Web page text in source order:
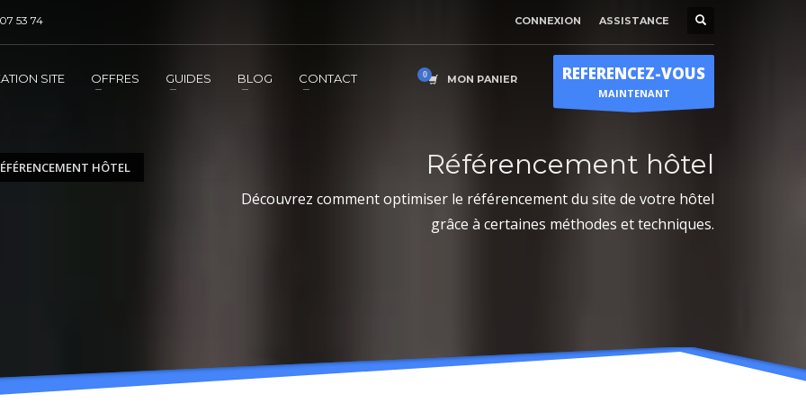
REFERENCEMENT ? Horaire d'ouverture
Lun-Ven 9:00H - 19:00H
Sam - 9:00H-17:00H
53 74 CONNEXION ASSISTANCE
SITE OFFRES GUIDES BLOG CONTACT MON PANIER REFERENCEZ-VOUS
MAINTENANT
HÔTEL Référencement hôtel
Découvrez comment optimiser le référencement du site de votre hôtel
grâce à certaines méthodes et techniques.